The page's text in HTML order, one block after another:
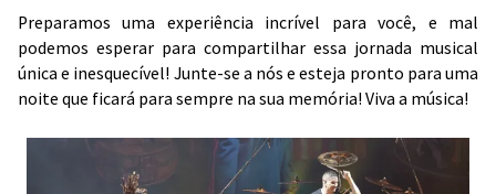
Preparamos uma experiência incrível para você, e mal
podemos esperar para compartilhar essa jornada musical
única e inesquecível! Junte-se a nós e esteja pronto para uma
noite que ficará para sempre na sua memória! Viva a música!